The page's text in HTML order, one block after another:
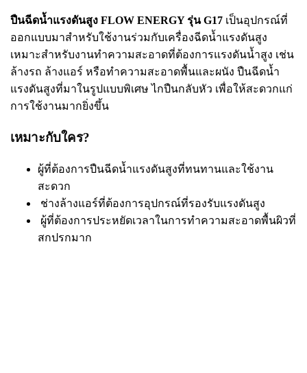
ปืนฉีดน้ำแรงดันสูง FLOW ENERGY รุ่น G17 เป็นอุปกรณ์ที่
ออกแบบมาสำหรับใช้งานร่วมกับเครื่องฉีดน้ำแรงดันสูง
เหมาะสำหรับงานทำความสะอาดที่ต้องการแรงดันน้ำสูง เช่น
ล้างรถ ล้างแอร์ หรือทำความสะอาดพื้นและผนัง ปืนฉีดน้ำ
แรงดันสูงที่มาในรูปแบบพิเศษ ไกปืนกลับหัว เพื่อให้สะดวกแก่
การใช้งานมากยิ่งขึ้น
เหมาะกับใคร?
ผู้ที่ต้องการปืนฉีดน้ำแรงดันสูงที่ทนทานและใช้งาน
สะดวก
ช่างล้างแอร์ที่ต้องการอุปกรณ์ที่รองรับแรงดันสูง
ผู้ที่ต้องการประหยัดเวลาในการทำความสะอาดพื้นผิวที่
สกปรกมาก